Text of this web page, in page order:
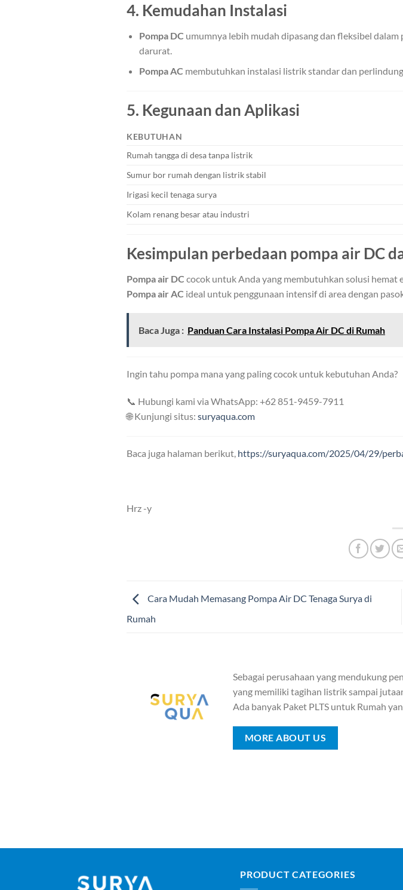
4. Kemudahan Instalasi
Pompa DC umumnya lebih mudah dipasang dan fleksibel
darurat.
Pompa AC membutuhkan instalasi listrik standar dan
5. Kegunaan dan Aplikasi
KEBUTUHAN
Rumah tangga di desa tanpa listrik
Sumur bor rumah dengan listrik stabil
Irigasi kecil tenaga surya
Kolam renang besar atau industri
Kesimpulan perbedaan pompa air DC
Pompa air DC cocok untuk Anda yang membutuhkan solusi hemat
Pompa air AC ideal untuk penggunaan intensif di area dengan
Baca Juga : Panduan Cara Instalasi Pompa Air DC di Rumah
Ingin tahu pompa mana yang paling cocok untuk kebutuhan Anda?
📞 Hubungi kami via WhatsApp: +62 851-9459-7911
🌐 Kunjungi situs: suryaqua.com
Baca juga halaman berikut, https://suryaqua.com/2025/04/29/
Hrz -y
Cara Mudah Memasang Pompa Air DC Tenaga Surya di
Rumah
Sebagai perusahaan yang mendukung
yang memiliki tagihan listrik sampai
Ada banyak Paket PLTS untuk Rumah
MORE ABOUT US
PRODUCT CATEGORIES